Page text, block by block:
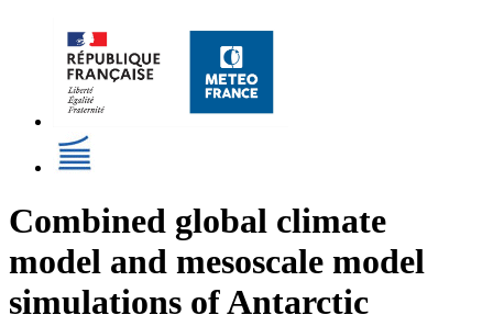
Combined global climate
model and mesoscale model
simulations of Antarctic